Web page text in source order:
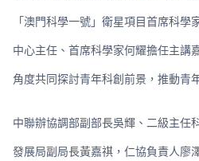
「澳門科學一號」衛星項目首席科
中心主任、首席科學家何耀擔任主講
角度共同探討青年科創前景，推動青
中聯辦協調部副部長吳輝、二級主任
發展局副局長黃嘉祺，仁協負責人廖